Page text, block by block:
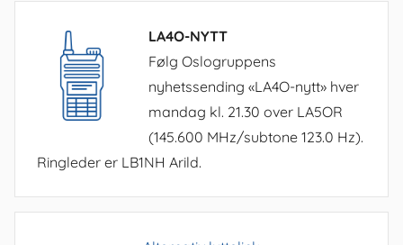
LA4O-NYTT
Følg Oslogruppens
nyhetssending «LA4O-nytt» hver
mandag kl. 21.30 over LA5OR
(145.600 MHz/subtone 123.0 Hz).
Ringleder er LB1NH Arild.